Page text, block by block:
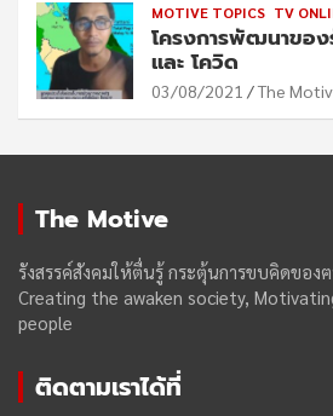
MOTIVE TOPICS TV
โครงการพัฒนาขอ
และ โควิด
03/08/2021 The
The Motive
รังสรรค์สังคมให้ตื่นรู้ กระตุ้นการขบคิดของ
Creating the awaken society,
people
ติดตามเราได้ที่